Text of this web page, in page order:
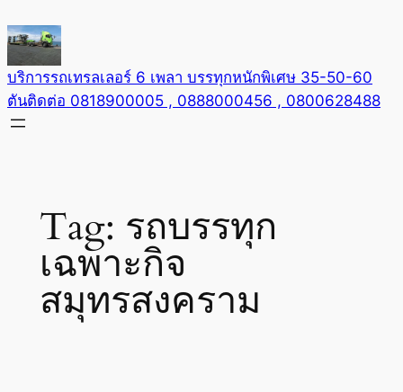
to
content
บริการรถเทรลเลอร์ 6 เพลา บรรทุกหนักพิเศษ 35-50-60
ตันติดต่อ 0818900005 , 0888000456 , 0800628488
Tag: รถบรรทุก
เฉพาะกิจ
สมุทรสงคราม